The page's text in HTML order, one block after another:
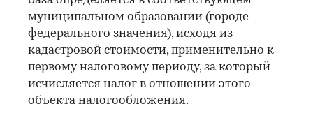
муниципальном образовании (городе
федерального значения), исходя из
кадастровой стоимости, применительно к
первому налоговому периоду, за который
исчисляется налог в отношении этого
объекта налогообложения.